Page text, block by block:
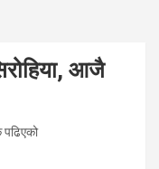
आजै